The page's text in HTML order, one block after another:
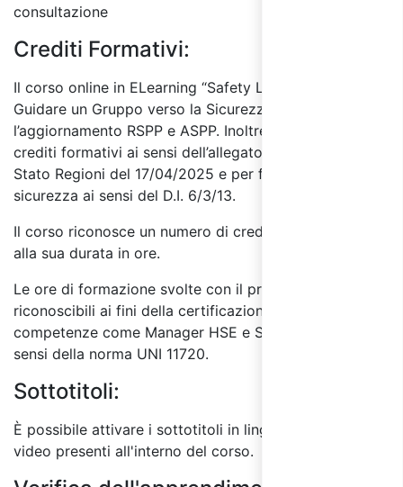
consultazione
Crediti Formativi:
Il corso online in ELearning “Safety Leadership: Come
Guidare un Gruppo verso la Sicurezza” è valido per
l’aggiornamento RSPP e ASPP. Inoltre sono riconosciuti
crediti formativi ai sensi dell’allegato III dell’Accordo
Stato Regioni del 17/04/2025 e per formatori sulla
sicurezza ai sensi del D.I. 6/3/13.
Il corso riconosce un numero di crediti formativi pari
alla sua durata in ore.
Le ore di formazione svolte con il presente corso sono
riconoscibili ai fini della certificazione delle
competenze come Manager HSE e Specialista HSE ai
sensi della norma UNI 11720.
Sottotitoli:
È possibile attivare i sottotitoli in lingua italiana per i
video presenti all'interno del corso.